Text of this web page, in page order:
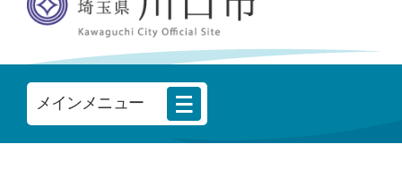
メインメニュー